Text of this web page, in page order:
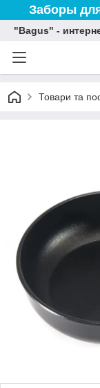
Заборы
"Bagus" -
Товари та